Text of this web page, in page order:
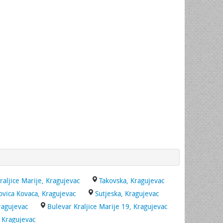
Marije, Kragujevac
Takovska, Kragujevac
Kovaca, Kragujevac
Sutjeska, Kragujevac
Bulevar Kraljice Marije 19, Kragujevac